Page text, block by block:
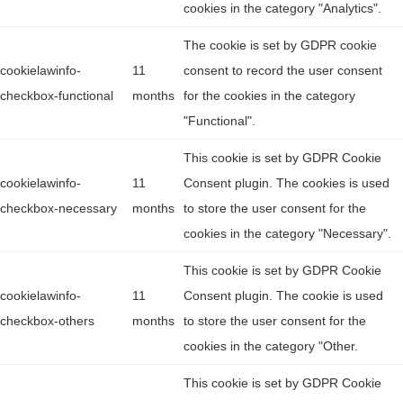
cookies in the category "Analytics".
cookielawinfo-
checkbox-functional
11
months
The cookie is set by GDPR cookie
consent to record the user consent
for the cookies in the category
"Functional".
cookielawinfo-
checkbox-necessary
11
months
This cookie is set by GDPR Cookie
Consent plugin. The cookies is used
to store the user consent for the
cookies in the category "Necessary".
cookielawinfo-
checkbox-others
11
months
This cookie is set by GDPR Cookie
Consent plugin. The cookie is used
to store the user consent for the
cookies in the category "Other.
This cookie is set by GDPR Cookie